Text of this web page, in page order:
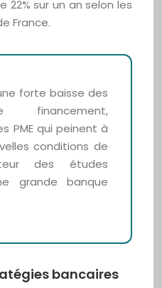
22% sur un an selon les
France.
forte baisse des
financement,
PME qui peinent à
conditions de
des études
grande banque
bancaires